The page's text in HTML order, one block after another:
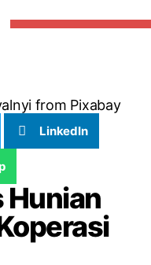
LinkedIn
Hunian